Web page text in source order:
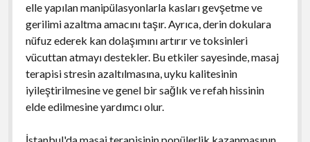
elle yapılan manipülasyonlarla kasları gevşetme ve
gerilimi azaltma amacını taşır. Ayrıca, derin dokulara
nüfuz ederek kan dolaşımını artırır ve toksinleri
vücuttan atmayı destekler. Bu etkiler sayesinde, masaj
terapisi stresin azaltılmasına, uyku kalitesinin
iyileştirilmesine ve genel bir sağlık ve refah hissinin
elde edilmesine yardımcı olur.